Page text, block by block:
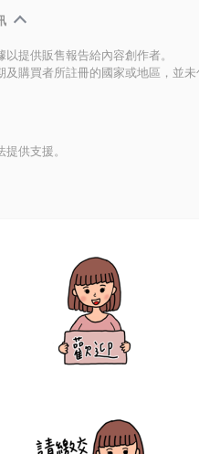
提供販售報告給內容創作者。
購買者所註冊的國家或地區，並未
供支援。